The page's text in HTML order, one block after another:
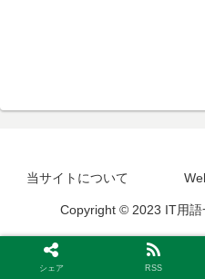
当サイトについて
Copyright © 2023 IT用語
シェア RSS